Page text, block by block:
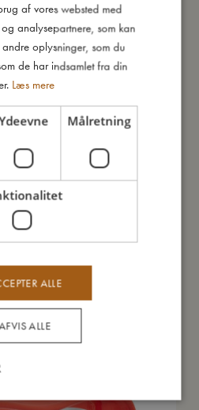
også kunne lide
GERMAN
af vores websted med
analysepartnere, som kan
oplysninger, som du
de har indsamlet fra din
Læs mere
Målretning
ALLE
ALLE